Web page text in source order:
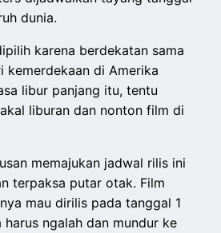
dunia.
karena berdekatan sama
kemerdekaan di Amerika
libur panjang itu, tentu
liburan dan nonton film di
memajukan jadwal rilis ini
terpaksa putar otak. Film
mau dirilis pada tanggal 1
ngalah dan mundur ke